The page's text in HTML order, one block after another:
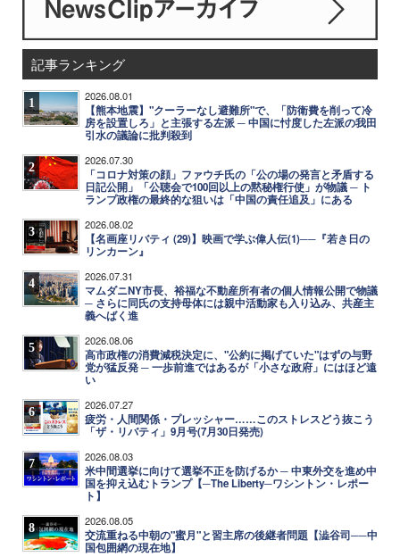
記事ランキング
1 2026.08.01
【熊本地震】"クーラーなし避難所"で、「防衛費を削って冷
房を設置しろ」と主張する左派 ─ 中国に忖度した左派の我田
引水の議論に批判殺到
2 2026.07.30
「コロナ対策の顔」ファウチ氏の「公の場の発言と矛盾する
日記公開」「公聴会で100回以上の黙秘権行使」が物議 ─ ト
ランプ政権の最終的な狙いは「中国の責任追及」にある
3 2026.08.02
【名画座リバティ (29)】映画で学ぶ偉人伝(1)──『若き日の
リンカーン』
4 2026.07.31
マムダニNY市長、裕福な不動産所有者の個人情報公開で物議
─ さらに同氏の支持母体には親中活動家も入り込み、共産主
義へばく進
5 2026.08.06
高市政権の消費減税決定に、"公約に掲げていた"はずの与野
党が猛反発 ─ 一歩前進ではあるが「小さな政府」にはほど遠
い
6 2026.07.27
疲労・人間関係・プレッシャー……このストレスどう抜こう
「ザ・リバティ」9月号(7月30日発売)
7 2026.08.03
米中間選挙に向けて選挙不正を防げるか ─ 中東外交を進め中
国を抑え込むトランプ【─The Liberty─ワシントン・レポー
ト】
8 2026.08.05
交流重ねる中朝の"蜜月"と習主席の後継者問題【澁谷司──中
国包囲網の現在地】